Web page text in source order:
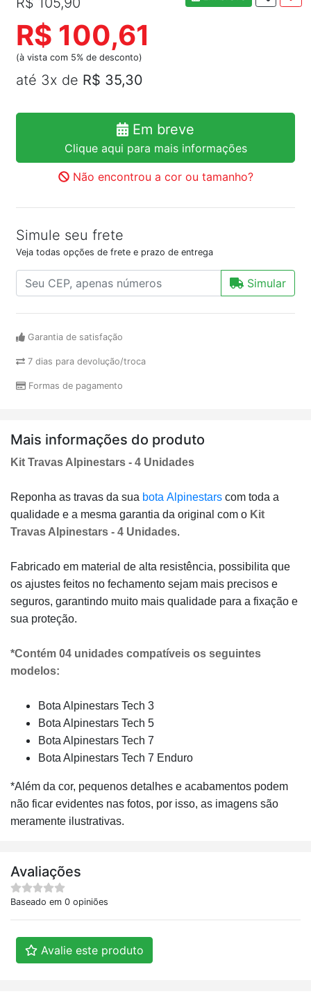
R$ 100,61
(à vista com 5% de desconto)
até 3x de R$ 35,30
Em breve
Clique aqui para mais informações
Não encontrou a cor ou tamanho?
Simule seu frete
Veja todas opções de frete e prazo de entrega
Simular
Garantia de satisfação
7 dias para devolução/troca
Formas de pagamento
Mais informações do produto
Kit Travas Alpinestars - 4 Unidades
Reponha as travas da sua bota Alpinestars com toda a
qualidade e a mesma garantia da original com o Kit
Travas Alpinestars - 4 Unidades.
Fabricado em material de alta resistência, possibilita que
os ajustes feitos no fechamento sejam mais precisos e
seguros, garantindo muito mais qualidade para a fixação e
sua proteção.
*Contém 04 unidades compatíveis os seguintes
modelos:
Bota Alpinestars Tech 3
Bota Alpinestars Tech 5
Bota Alpinestars Tech 7
Bota Alpinestars Tech 7 Enduro
*Além da cor, pequenos detalhes e acabamentos podem
não ficar evidentes nas fotos, por isso, as imagens são
meramente ilustrativas.
Avaliações
Baseado em 0 opiniões
Avalie este produto